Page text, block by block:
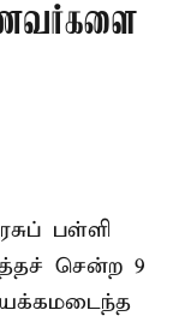
பள்ளி
சென்ற 9